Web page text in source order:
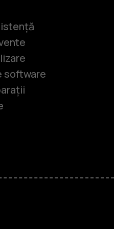
software